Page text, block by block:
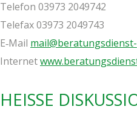
Tele­fon 03973 2049742
Tele­fax 03973 2049743
E‑Mail
Inter­net
HEI­SSE